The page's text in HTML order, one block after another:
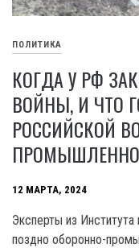
ПОЛИТИКА
КОГДА У РФ
ВОЙНЫ, И ЧТО
РОССИЙСКОЙ
12 МАРТА, 2024
Эксперты из
поздно оборонно-